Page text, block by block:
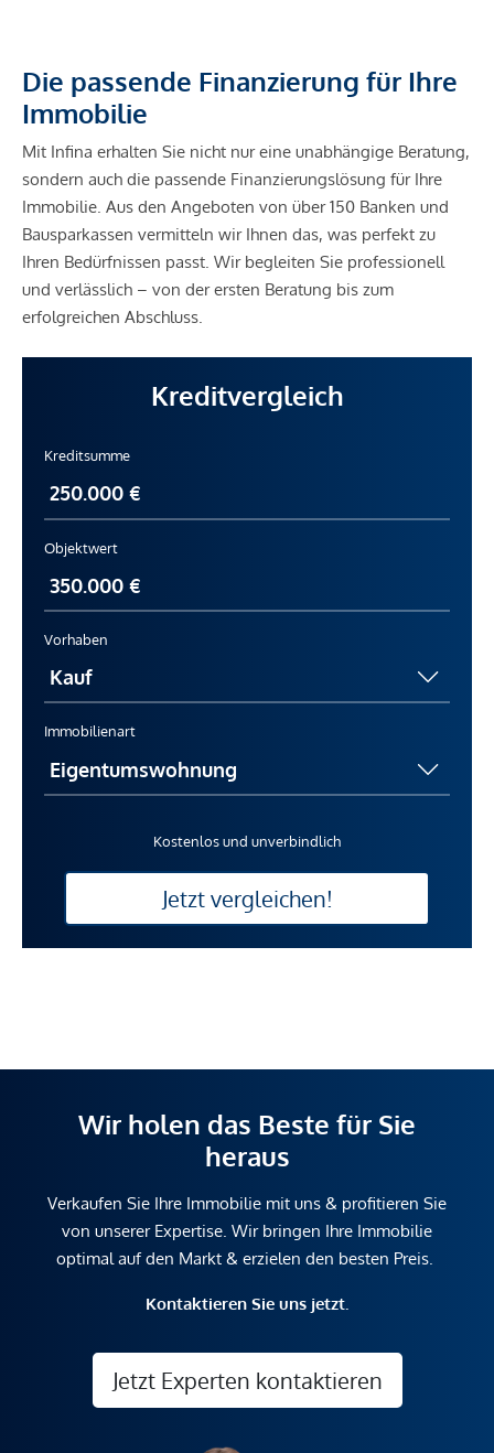
Die passende Finanzierung für Ihre
Immobilie
Mit Infina erhalten Sie nicht nur eine unabhängige Beratung,
sondern auch die passende Finanzierungslösung für Ihre
Immobilie. Aus den Angeboten von über 150 Banken und
Bausparkassen vermitteln wir Ihnen das, was perfekt zu
Ihren Bedürfnissen passt. Wir begleiten Sie professionell
und verlässlich – von der ersten Beratung bis zum
erfolgreichen Abschluss.
Kreditvergleich
Kreditsumme
Objektwert
Vorhaben
Immobilienart
Kostenlos und unverbindlich
Jetzt vergleichen!
Wir holen das Beste für Sie
heraus
Verkaufen Sie Ihre Immobilie mit uns & profitieren Sie
von unserer Expertise. Wir bringen Ihre Immobilie
optimal auf den Markt & erzielen den besten Preis.
Kontaktieren Sie uns jetzt.
Jetzt Experten kontaktieren